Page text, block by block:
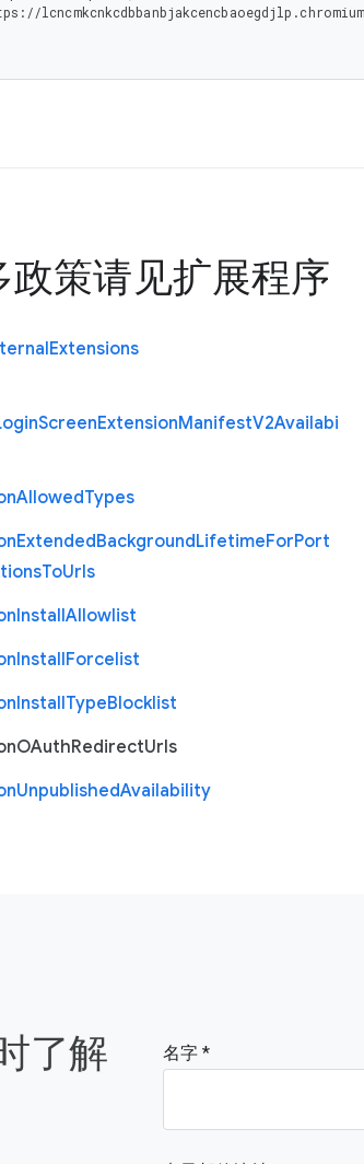
政策请见扩展程序
Extensions
ScreenExtensionManifestV2Availabi
AllowedTypes
ExtendedBackgroundLifetimeForPort
ToUrls
InstallAllowlist
InstallForcelist
InstallTypeBlocklist
OAuthRedirectUrls
UnpublishedAvailability
了解
名字